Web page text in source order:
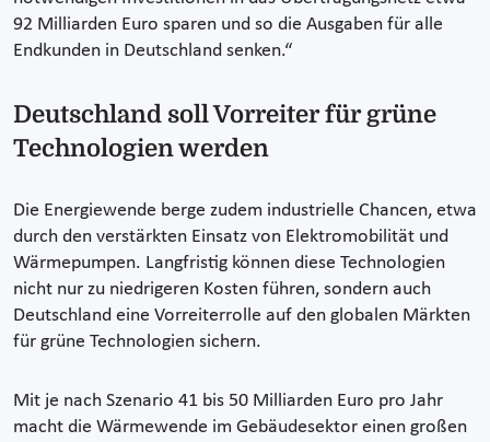
92 Milliarden Euro sparen und so die Ausgaben für alle
Endkunden in Deutschland senken.“
Deutschland soll Vorreiter für grüne
Technologien werden
Die Energiewende berge zudem industrielle Chancen, etwa
durch den verstärkten Einsatz von Elektromobilität und
Wärmepumpen. Langfristig können diese Technologien
nicht nur zu niedrigeren Kosten führen, sondern auch
Deutschland eine Vorreiterrolle auf den globalen Märkten
für grüne Technologien sichern.
Mit je nach Szenario 41 bis 50 Milliarden Euro pro Jahr
macht die Wärmewende im Gebäudesektor einen großen